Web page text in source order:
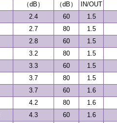
（dB） （dB）
IN/OUT
2.4 60
1.5
2.7 80
1.5
2.8 60
1.5
3.2 80
1.5
3.3 60
1.5
3.7 80
1.5
3.7 60
1.6
4.2 80
1.6
4.3 60
1.6